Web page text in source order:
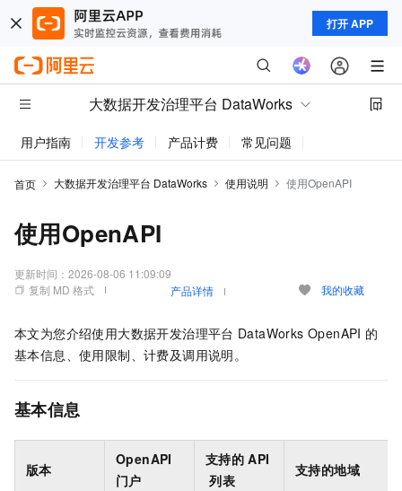
打开 APP
大数据开发治理平台 DataWorks
用户指南 开发参考 产品计费 常见问题
首页 大数据开发治理平台 DataWorks 使用说明 使用OpenAPI
使用OpenAPI
更新时间： 2026-08-06 11:09:09
复制 MD 格式
产品详情 我的收藏
本文为您介绍使用大数据开发治理平台 DataWorks OpenAPI 的
基本信息、使用限制、计费及调用说明。
基本信息
版本
OpenAPI
门户
支持的 API
列表
支持的地域